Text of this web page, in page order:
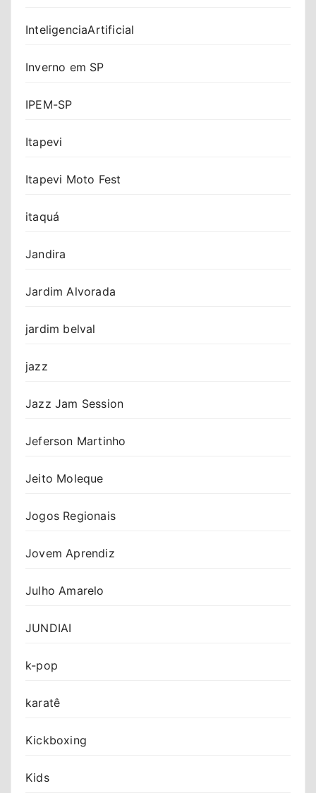
InteligenciaArtificial
Inverno em SP
IPEM-SP
Itapevi
Itapevi Moto Fest
itaquá
Jandira
Jardim Alvorada
jardim belval
jazz
Jazz Jam Session
Jeferson Martinho
Jeito Moleque
Jogos Regionais
Jovem Aprendiz
Julho Amarelo
JUNDIAI
k-pop
karatê
Kickboxing
Kids